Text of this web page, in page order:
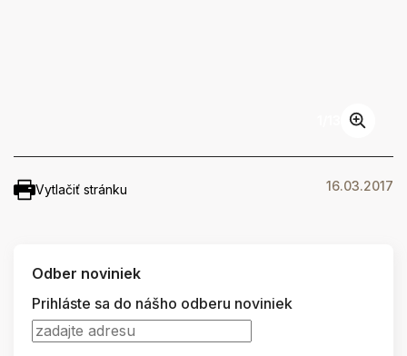
Vytlačiť stránku 16.03.2017
Odber noviniek
Prihláste sa do nášho odberu noviniek